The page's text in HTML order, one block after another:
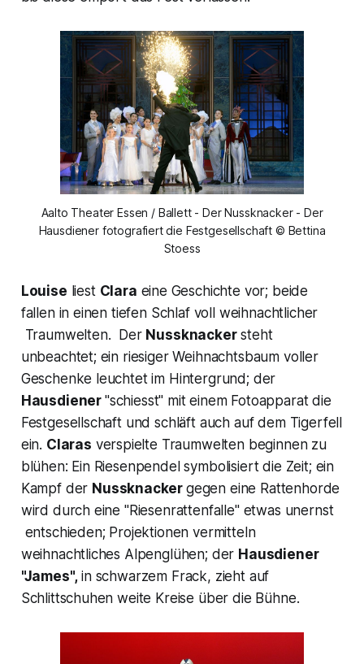
Aalto Theater Essen / Ballett - Der Nussknacker - Der
Hausdiener fotografiert die Festgesellschaft © Bettina
Stoess
Louise liest Clara eine Geschichte vor; beide
fallen in einen tiefen Schlaf voll weihnachtlicher
Traumwelten. Der Nussknackersteht
unbeachtet; ein riesiger Weihnachtsbaum voller
Geschenke leuchtet im Hintergrund; der
Hausdiener "schiesst" mit einem Fotoapparat die
Festgesellschaft und schläft auch auf dem Tigerfell
ein. Claras verspielte Traumwelten beginnen zu
blühen: Ein Riesenpendel symbolisiert die Zeit; ein
Kampf der Nussknacker gegen eine Rattenhorde
wird durch eine "Riesenrattenfalle"etwas unernst
entschieden; Projektionen vermitteln
weihnachtliches Alpenglühen; der Hausdiener
"James",in schwarzem Frack, zieht auf
Schlittschuhen weite Kreise über die Bühne.